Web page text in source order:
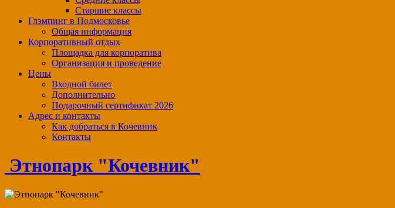
Старшие классы
Глэмпинг в Подмосковье
Общая информация
Корпоративный отдых
Площадка для корпоратива
Организация и проведение
Цены
Входной билет
Дополнительно
Подарочный сертификат 2026
Адрес и контакты
Как добраться в Кочевник
Контакты
Этнопарк "Кочевник"